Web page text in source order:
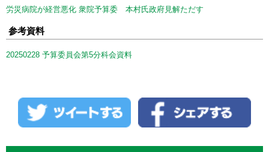
千六百十九円で四・三％、医療、福祉は六千八百七十六円で二・五％と
また、令和六年民間主要企業春季賃上げ要求・妥結状況では、平均妥結
額は一万七千四百十五円、賃上げ率は五・三三％となってございます。
○本村伸子
額は一万七千四百十五円、賃上げ率は五・三三。しかし、一方で、医療
や福祉の分野は二・五％にとどまっている。医療、介護、障害福祉の賃
上げは、全産業と比べても低く、置き去りになっているというふうに認
す。
労災病院が経営悪化 衆院予算委 本村氏政府見解ただす
参考資料
20250228 予算委員会第5分科会資料